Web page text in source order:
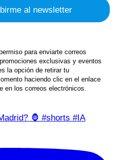
para enviarte correos
exclusivas y eventos
la opción de retirar tu
haciendo clic en el enlace
en los correos electrónicos.
🦍 #shorts #IA